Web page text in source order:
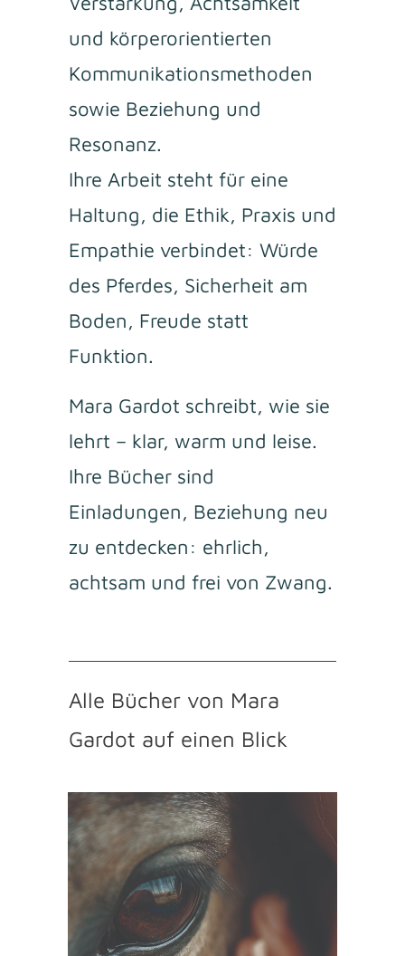
und körperorientierten
Kommunikationsmethoden
sowie Beziehung und
Resonanz.
Ihre Arbeit steht für eine
Haltung, die Ethik, Praxis und
Empathie verbindet: Würde
des Pferdes, Sicherheit am
Boden, Freude statt
Funktion.
Mara Gardot schreibt, wie sie
lehrt – klar, warm und leise.
Ihre Bücher sind
Einladungen, Beziehung neu
zu entdecken: ehrlich,
achtsam und frei von Zwang.
Alle Bücher von Mara
Gardot auf einen Blick